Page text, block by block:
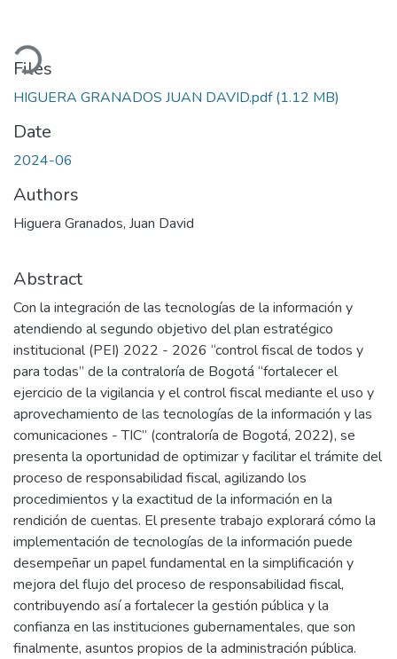
Files
HIGUERA GRANADOS JUAN DAVID.pdf(1.12 MB)
Date
2024-06
Authors
Higuera Granados, Juan David
Abstract
Con la integración de las tecnologías de la información y
atendiendo al segundo objetivo del plan estratégico
institucional (PEI) 2022 - 2026 “control fiscal de todos y
para todas” de la contraloría de Bogotá “fortalecer el
ejercicio de la vigilancia y el control fiscal mediante el uso y
aprovechamiento de las tecnologías de la información y las
comunicaciones - TIC” (contraloría de Bogotá, 2022), se
presenta la oportunidad de optimizar y facilitar el trámite del
proceso de responsabilidad fiscal, agilizando los
procedimientos y la exactitud de la información en la
rendición de cuentas. El presente trabajo explorará cómo la
implementación de tecnologías de la información puede
desempeñar un papel fundamental en la simplificación y
mejora del flujo del proceso de responsabilidad fiscal,
contribuyendo así a fortalecer la gestión pública y la
confianza en las instituciones gubernamentales, que son
finalmente, asuntos propios de la administración pública.